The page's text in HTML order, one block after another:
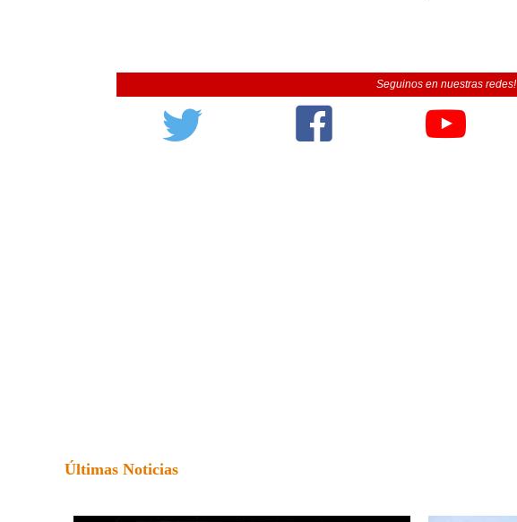
Seguinos en nuestras redes!
Últimas Noticias